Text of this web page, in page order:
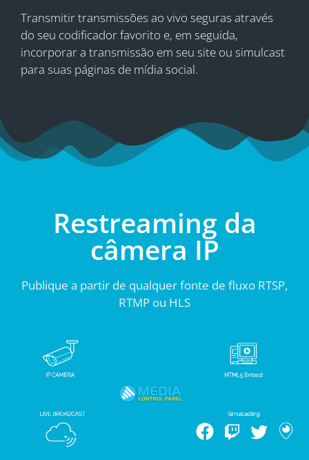
Transmitir transmissões ao vivo seguras através
do seu codificador favorito e, em seguida,
incorporar a transmissão em seu site ou simulcast
para suas páginas de mídia social.
Restreaming da
câmera IP
Publique a partir de qualquer fonte de fluxo RTSP,
RTMP ou HLS